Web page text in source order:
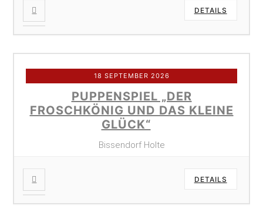
DETAILS
18 SEPTEMBER 2026
PUPPENSPIEL „DER
FROSCHKÖNIG UND DAS KLEINE
GLÜCK“
Bissendorf Holte
DETAILS